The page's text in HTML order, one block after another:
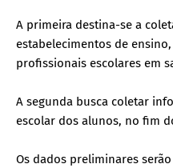
A primeira destina-se a
estabelecimentos de
profissionais escolares em
A segunda busca coletar
escolar dos alunos, no fim
Os dados preliminares